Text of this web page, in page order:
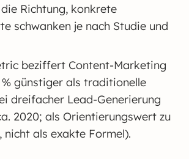
Richtung, konkrete
schwanken je nach Studie und
beziffert Content-Marketing
günstiger als traditionelle
dreifacher Lead-Generierung
2020; als Orientierungswert zu
nicht als exakte Formel).